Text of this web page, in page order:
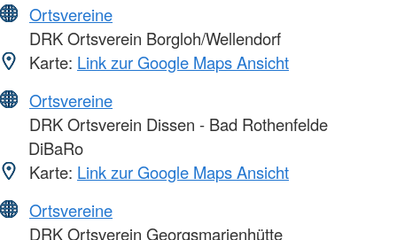
Ortsvereine
DRK Ortsverein Borgloh/Wellendorf
Karte: Link zur Google Maps Ansicht
Ortsvereine
DRK Ortsverein Dissen - Bad Rothenfelde
DiBaRo
Karte: Link zur Google Maps Ansicht
Ortsvereine
DRK Ortsverein Georgsmarienhütte